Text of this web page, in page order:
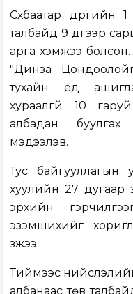
Сүхбаатар дүүргийн
талбайд 9 дүгээр
арга хэмжээ
"Динза
тухайн үед
хураалгүй 10
албадан
мэдээлэв.
Тус байгууллагын
хуулийн 27 дугаар
эрхийн
эзэмшихийг
үзжээ.
Тиймээс
албанаас төв